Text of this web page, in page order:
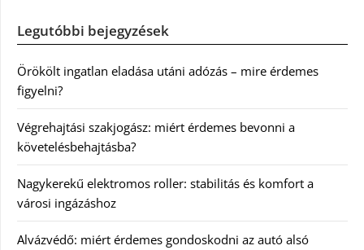
Legutóbbi bejegyzések
Örökölt ingatlan eladása utáni adózás – mire érdemes
figyelni?
Végrehajtási szakjogász: miért érdemes bevonni a
követelésbehajtásba?
Nagykerekű elektromos roller: stabilitás és komfort a
városi ingázáshoz
Alvázvédő: miért érdemes gondoskodni az autó alsó